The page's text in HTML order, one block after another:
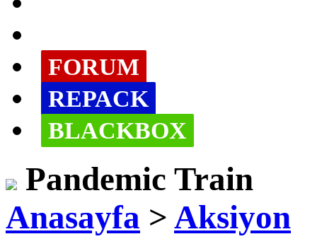
FORUM
REPACK
BLACKBOX
Pandemic Train
Anasayfa > Aksiyon